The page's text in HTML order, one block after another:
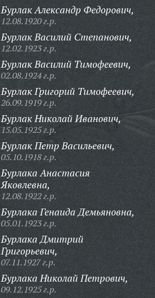
Бурлак Александр Федорович,
12.08.1920 г.р.
Бурлак Василий Степанович,
12.02.1923 г.р.
Бурлак Василий Тимофеевич,
02.08.1924 г.р.
Бурлак Григорий Тимофеевич,
26.09.1919 г.р.
Бурлак Николай Иванович,
15.05.1925 г.р.
Бурлак Петр Васильевич,
05.10.1918 г.р.
Бурлака Анастасия
Яковлевна,
12.08.1922 г.р.
Бурлака Генаида Демьяновна,
05.01.1923 г.р.
Бурлака Дмитрий
Григорьевич,
07.11.1927 г.р.
Бурлака Николай Петрович,
09.12.1925 г.р.